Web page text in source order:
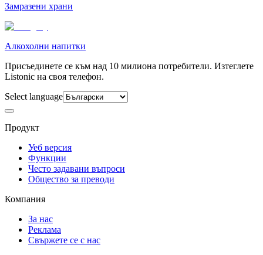
Замразени храни
Алкохолни напитки
Присъединете се към над 10 милиона потребители. Изтеглете
Listonic на своя телефон.
Select language
Продукт
Уеб версия
Функции
Често задавани въпроси
Общество за преводи
Компания
За нас
Реклама
Свържете се с нас